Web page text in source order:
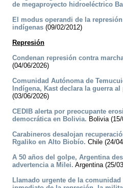
de megaproyecto hidroeléctrico
El modus operandi de la
indígenas (09/02/2012)
Represión
Condenan represión contra
(04/06/2026)
Comunidad Autónoma de
Indígena, Kast declara la guerra
(03/06/2026)
CEDIB alerta por preocupante
democrática en Bolivia. Bolivia
Carabineros desalojan
Rgaliko en Alto Biobío. Chile (24/
A 50 años del golpe, Argentina
advertencia a Milei. Argentina (25/
Llamado urgente de la